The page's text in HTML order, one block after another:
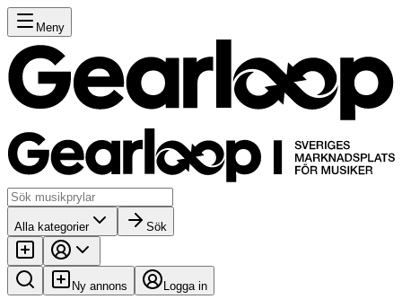
Meny
Alla kategorier Sök
Ny annons Logga in